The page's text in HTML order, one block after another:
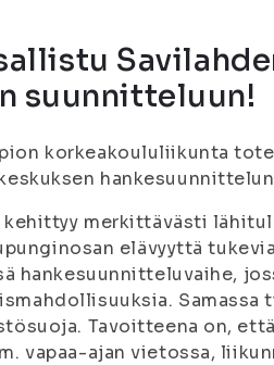
suunnitteluun!
korkeakoululiikunta
kehittyy merkittävästi
elävyyttä
hankesuunnitteluvaihe,
Tavoitteena on,
vapaa-ajan vietossa,